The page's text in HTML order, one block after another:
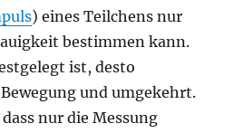
) eines Teilchens nur
bestimmen kann.
ist, desto
und umgekehrt.
nur die Messung